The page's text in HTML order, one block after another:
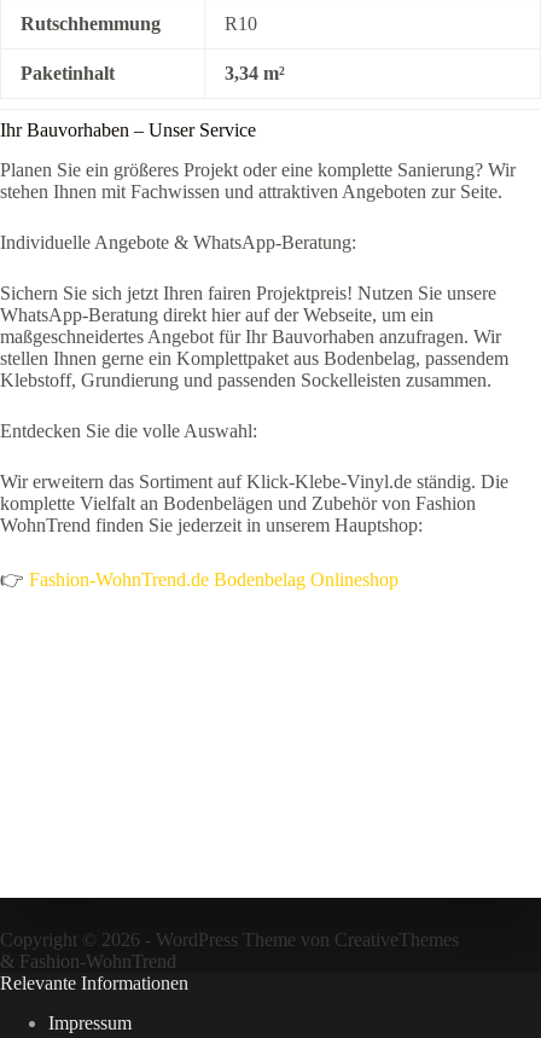
Rutschhemmung R10
Paketinhalt 3,34 m²
Ihr Bauvorhaben – Unser Service
Planen Sie ein größeres Projekt oder eine komplette Sanierung? Wir
stehen Ihnen mit Fachwissen und attraktiven Angeboten zur Seite.
Individuelle Angebote & WhatsApp-Beratung:
Sichern Sie sich jetzt Ihren fairen Projektpreis! Nutzen Sie unsere
WhatsApp-Beratung direkt hier auf der Webseite, um ein
maßgeschneidertes Angebot für Ihr Bauvorhaben anzufragen. Wir
stellen Ihnen gerne ein Komplettpaket aus Bodenbelag, passendem
Klebstoff, Grundierung und passenden Sockelleisten zusammen.
Entdecken Sie die volle Auswahl:
Wir erweitern das Sortiment auf Klick-Klebe-Vinyl.de ständig. Die
komplette Vielfalt an Bodenbelägen und Zubehör von Fashion
WohnTrend finden Sie jederzeit in unserem Hauptshop:
👉 Fashion-WohnTrend.de Bodenbelag Onlineshop
Copyright © 2026 - WordPress Theme von CreativeThemes
& Fashion-WohnTrend
Relevante Informationen
Impressum